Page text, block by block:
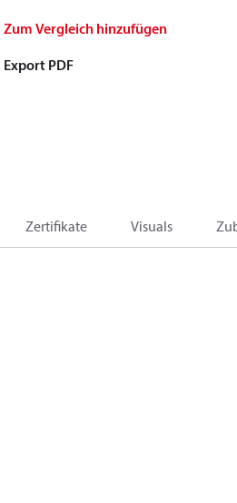
Zum Vergleich hinzufügen
Export PDF
Zertifikate Visuals